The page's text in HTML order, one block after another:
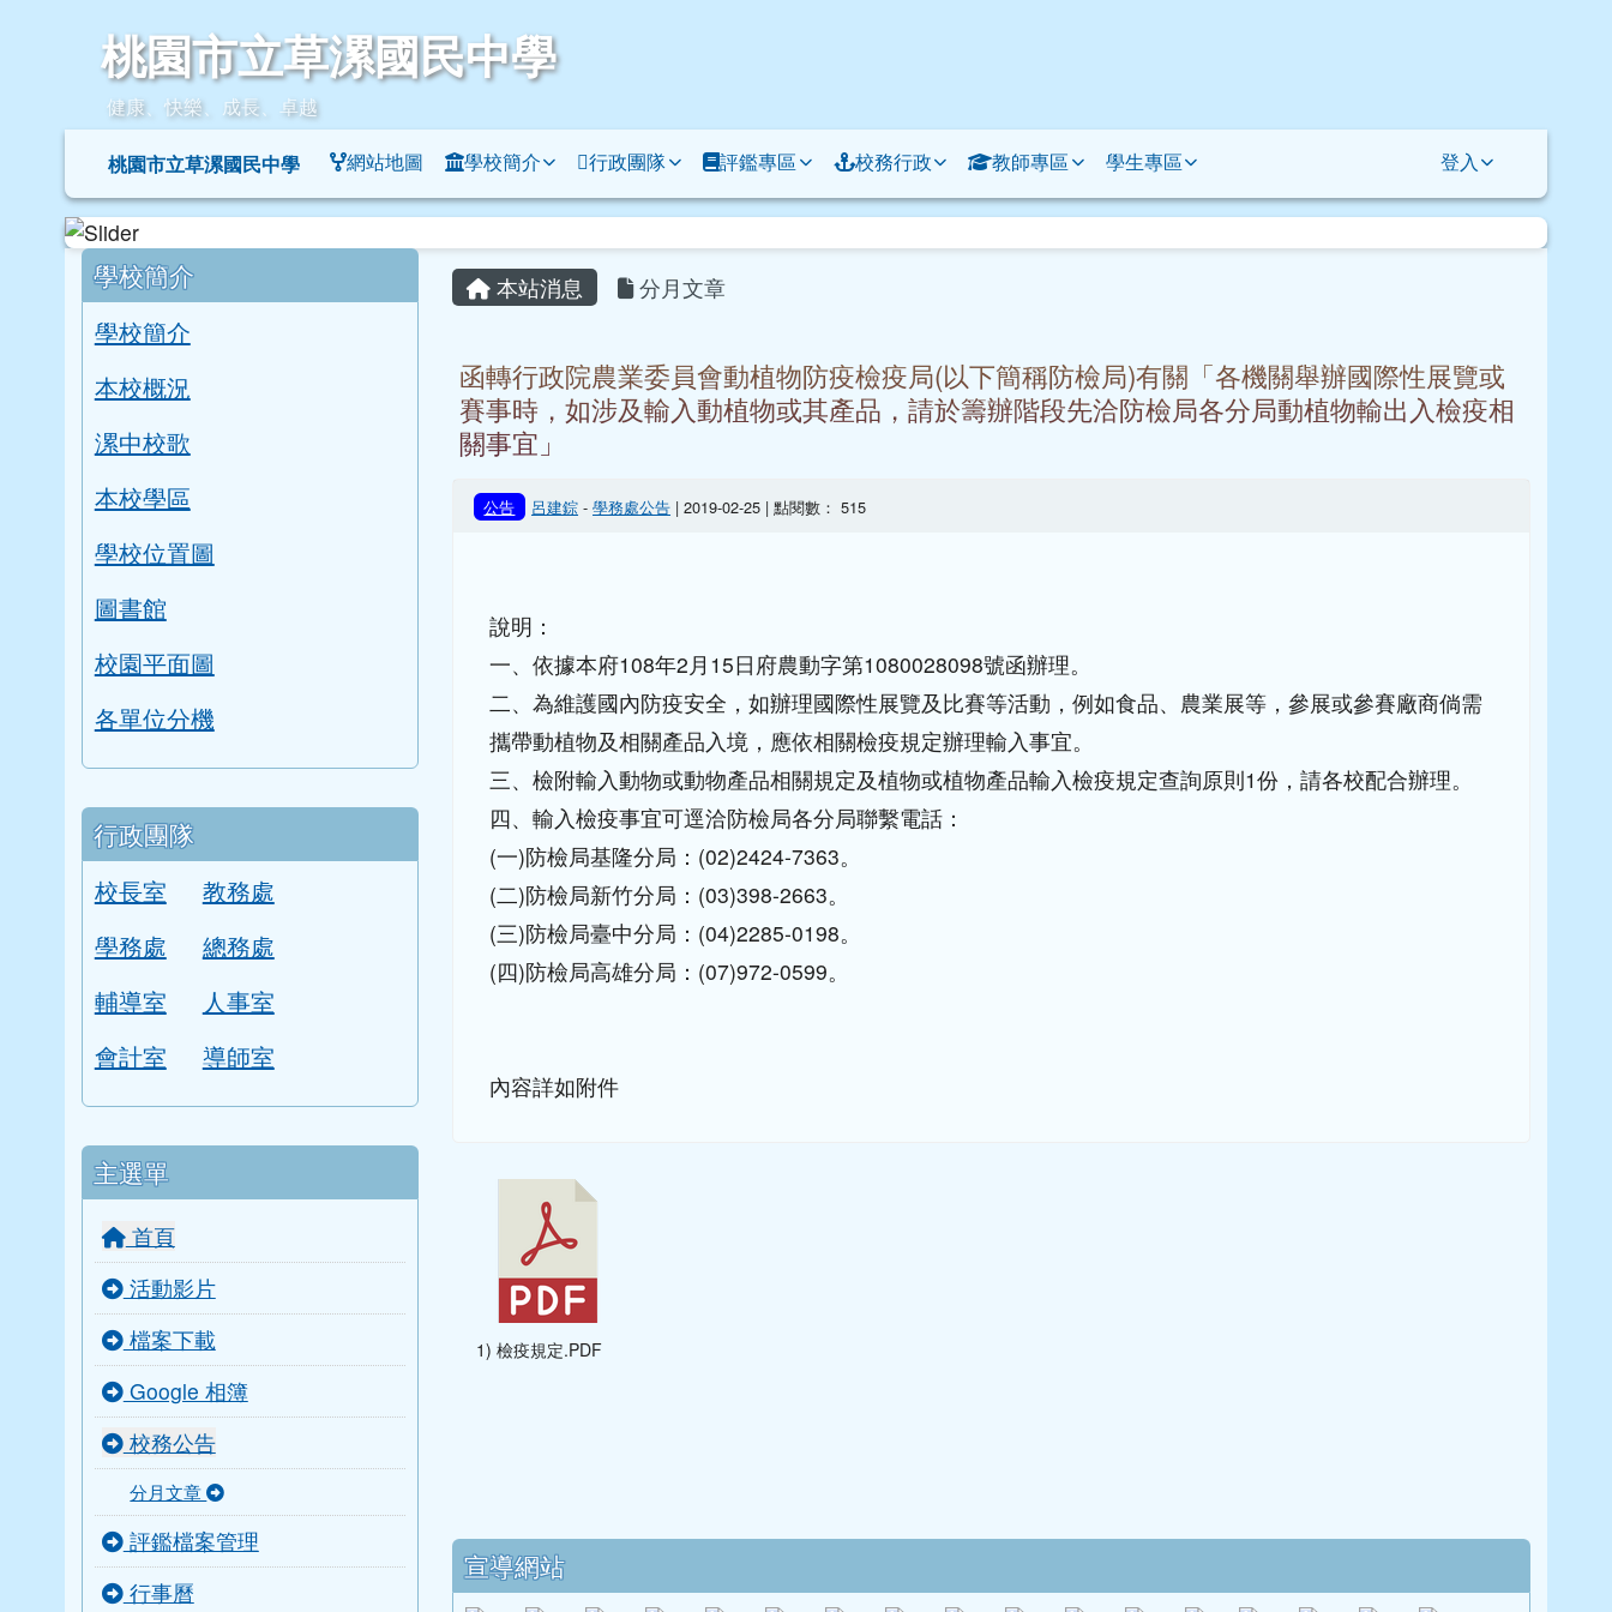
桃園市立草漯國民中學
桃園市立草漯國民中學
健康、快樂、成長、卓越
導覽列桃園市立草漯國民中學 網站地圖 學校簡介 行政團隊 評鑑專區 校務行政 教師專區 學生專區 登入
左邊區域內容
學校簡介
學校簡介
本校概況
漯中校歌
本校學區
學校位置圖
圖書館
校園平面圖
各單位分機
行政團隊
校長室
教務處
學務處
總務處
輔導室
人事室
會計室
導師室
主選單
首頁
活動影片
檔案下載
Google 相簿
校務公告
分月文章
評鑑檔案管理
行事曆
主內容區域
本站消息 分月文章
函轉行政院農業委員會動植物防疫檢疫局(以下簡稱防檢局)有關「各機關舉辦國際性展覽或
賽事時，如涉及輸入動植物或其產品，請於籌辦階段先洽防檢局各分局動植物輸出入檢疫相
關事宜」
公告 呂建錝 -學務處公告 | 2019-02-25 | 點閱數： 515
說明：
一、依據本府108年2月15日府農動字第1080028098號函辦理。
二、為維護國內防疫安全，如辦理國際性展覽及比賽等活動，例如食品、農業展等，參展或參賽廠商倘需
攜帶動植物及相關產品入境，應依相關檢疫規定辦理輸入事宜。
三、檢附輸入動物或動物產品相關規定及植物或植物產品輸入檢疫規定查詢原則1份，請各校配合辦理。
四、輸入檢疫事宜可逕洽防檢局各分局聯繫電話：
(一)防檢局基隆分局：(02)2424-7363。
(二)防檢局新竹分局：(03)398-2663。
(三)防檢局臺中分局：(04)2285-0198。
(四)防檢局高雄分局：(07)972-0599。
內容詳如附件
1) 檢疫規定.PDF
下中區域內容
宣導網站
頁尾區域